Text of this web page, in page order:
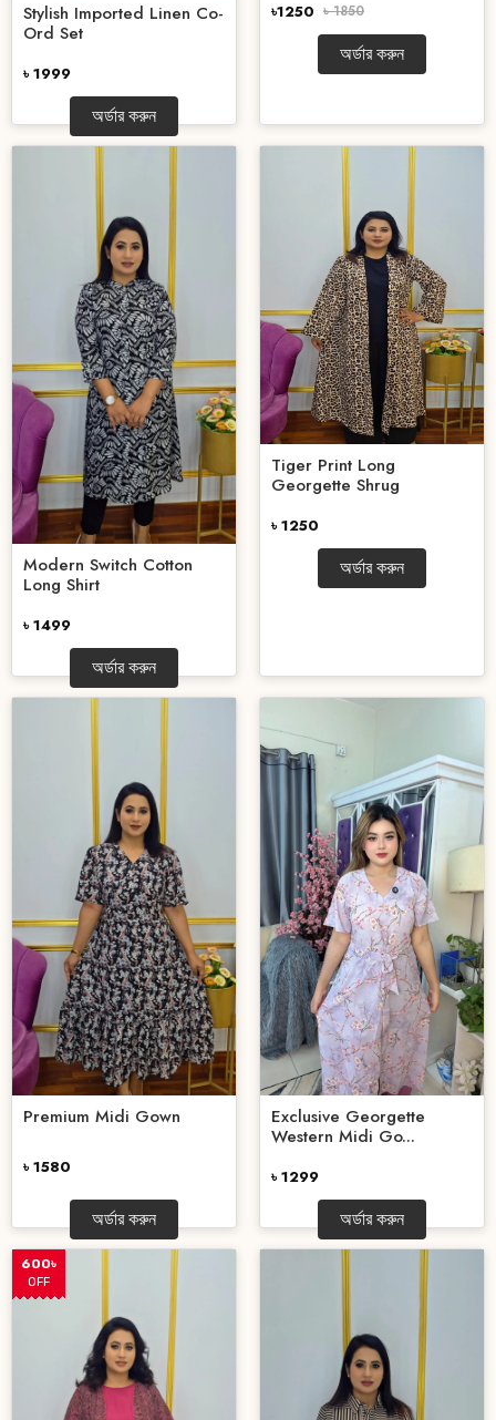
Stylish Imported Linen Co-
Ord Set
৳ 1999
অর্ডার করুন
৳1250 ৳ 1850
অর্ডার করুন
Modern Switch Cotton
Long Shirt
৳ 1499
অর্ডার করুন
Tiger Print Long
Georgette Shrug
৳ 1250
অর্ডার করুন
Premium Midi Gown
৳ 1580
অর্ডার করুন
Exclusive Georgette
Western Midi Go...
৳ 1299
অর্ডার করুন
600৳
OFF